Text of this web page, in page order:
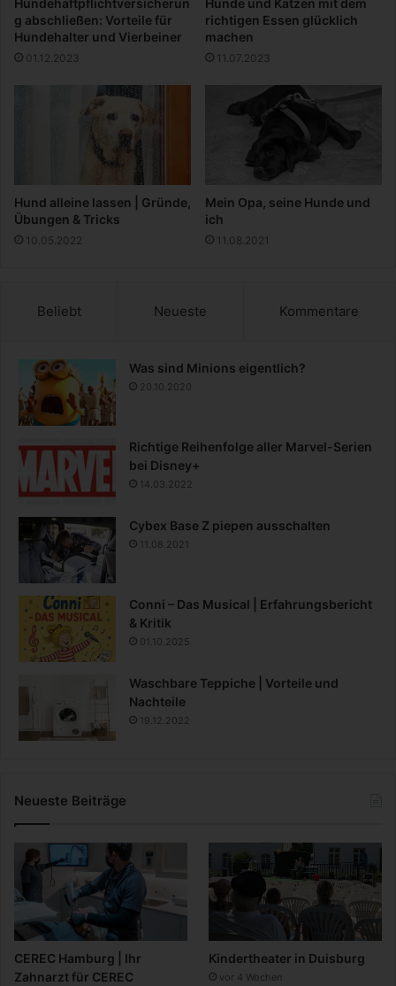
e
D
C
C
o
e
U
t
n
b
e
n
e
Hundehaftpflichtversicherun
g abschließen: Vorteile für
Hundehalter und Vierbeiner
01.12.2023
Hunde und Katzen mit dem
richtigen Essen glücklich
machen
11.07.2023
Hund alleine lassen | Gründe,
Übungen & Tricks
10.05.2022
Mein Opa, seine Hunde und
ich
11.08.2021
Beliebt Neueste Kommentare
Was sind Minions eigentlich?
20.10.2020
Richtige Reihenfolge aller Marvel-Serien
bei Disney+
14.03.2022
Cybex Base Z piepen ausschalten
11.08.2021
Conni – Das Musical | Erfahrungsbericht
& Kritik
01.10.2025
Waschbare Teppiche | Vorteile und
Nachteile
19.12.2022
Neueste Beiträge
CEREC Hamburg | Ihr
Zahnarzt für CEREC
Kindertheater in Duisburg
vor 4 Wochen